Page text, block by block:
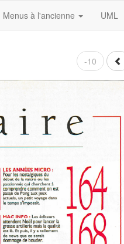
Menus à l'ancienne UML
-10